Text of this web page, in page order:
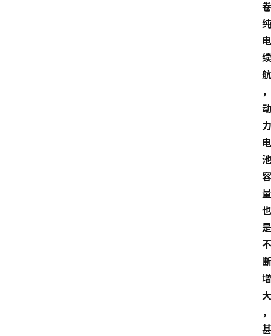
卷
纯
电
续
航
，
动
力
电
池
容
量
也
是
不
断
增
大
，
甚